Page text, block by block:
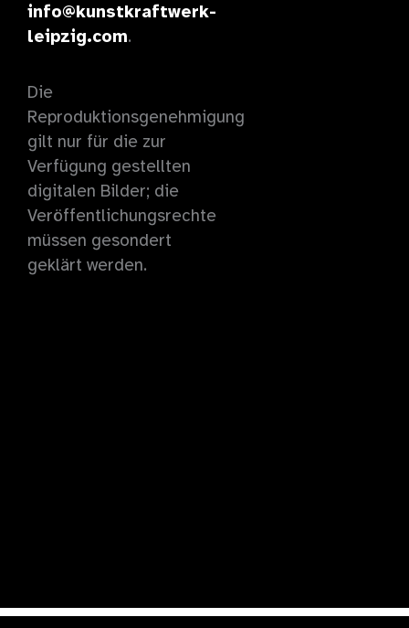
info@kunstkraftwerk-
leipzig.com.
Die
Reproduktionsgenehmigung
gilt nur für die zur
Verfügung gestellten
digitalen Bilder; die
Veröffentlichungsrechte
müssen gesondert
geklärt werden.